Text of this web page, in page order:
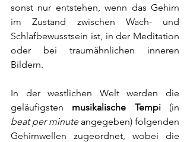
sonst nur entstehen, wenn das Gehirn
im Zustand zwischen Wach- und
Schlafbewusstsein ist, in der Meditation
oder bei traumähnlichen inneren
Bildern.
In der westlichen Welt werden die
geläufigsten musikalische Tempi
beat per minute angegeben) folgenden
Gehirnwellen zugeordnet, wobei die